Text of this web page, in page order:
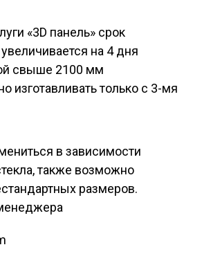
«3D панель» срок
на 4 дня
свыше 2100 мм
изготавливать только с 3-мя
в зависимости
также возможно
размеров.